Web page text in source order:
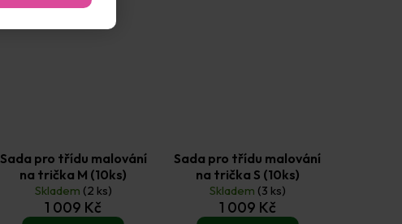
Sada pro třídu malování
na trička M (10ks)
Skladem (2 ks)
1 009 Kč
Sada pro třídu malování
na trička S (10ks)
Skladem (3 ks)
1 009 Kč